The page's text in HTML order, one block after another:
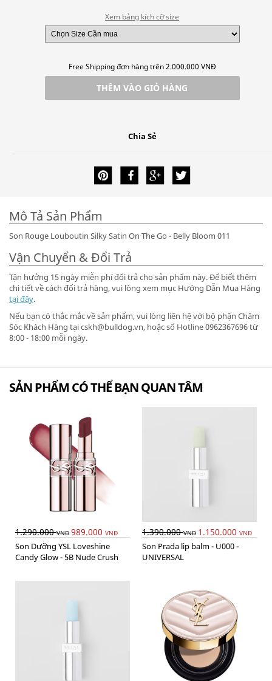
Xem bảng kích cỡ size
Free Shipping đơn hàng trên 2.000.000 VNĐ
THÊM VÀO GIỎ HÀNG
Chia Sẻ
Mô Tả Sản Phẩm
Son Rouge Louboutin Silky Satin On The Go - Belly Bloom 011
Vận Chuyển & Đổi Trả
Tận hưởng 15 ngày miễn phí đổi trả cho sản phẩm này. Để biết thêm
chi tiết về cách đổi trả hàng, vui lòng xem mục Hướng Dẫn Mua Hàng
tại đây.
Nếu bạn có thắc mắc về sản phẩm, vui lòng liên hệ với bộ phận Chăm
Sóc Khách Hàng tại cskh@bulldog.vn, hoặc số Hotline 0962367696 từ
8:00 - 18:00 mỗi ngày.
SẢN PHẨM CÓ THỂ BẠN QUAN TÂM
1.290.000VNĐ 989.000 VNĐ
Son Dưỡng YSL Loveshine
Candy Glow - 5B Nude Crush
1.390.000VNĐ 1.150.000 VNĐ
Son Prada lip balm - U000 -
UNIVERSAL